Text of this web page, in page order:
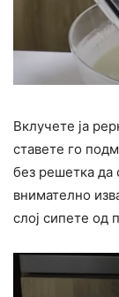
Вклучете ја
ставете го
без решетка да
внимателно
слој сипете од